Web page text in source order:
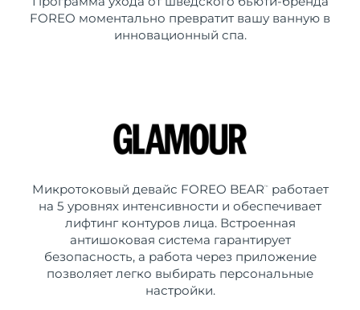
FOREO моментально превратит вашу ванную в
инновационный спа.
Микротоковый девайс FOREO BEAR ™
работает
на 5 уровнях интенсивности и обеспечивает
лифтинг контуров лица. Встроенная
антишоковая система гарантирует
безопасность, а работа через приложение
позволяет легко выбирать персональные
настройки.